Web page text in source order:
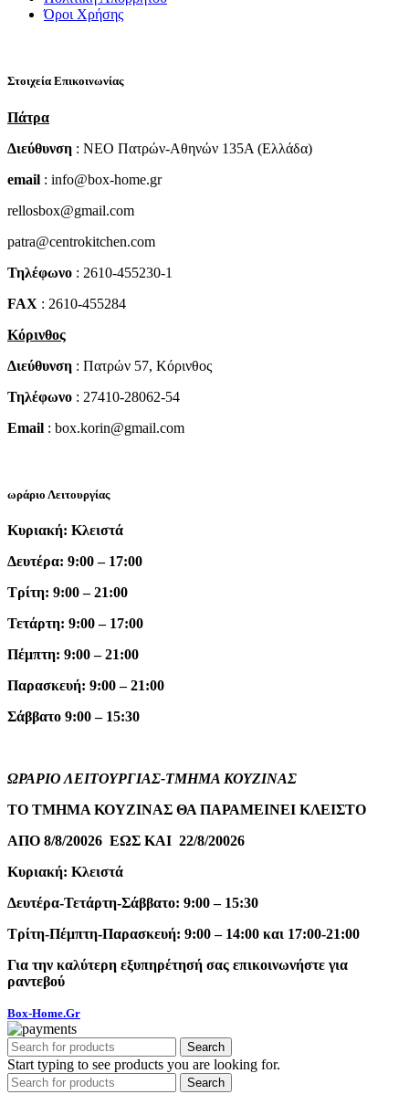
Όροι Χρήσης
Στοιχεία Επικοινωνίας
Πάτρα
Διεύθυνση : NEO Πατρών-Αθηνών 135Α (Ελλάδα)
email : info@box-home.gr
rellosbox@gmail.com
patra@centrokitchen.com
Τηλέφωνο : 2610-455230-1
FAX : 2610-455284
Κόρινθος
Διεύθυνση : Πατρών 57, Κόρινθος
Τηλέφωνο : 27410-28062-54
Email : box.korin@gmail.com
ωράριο Λειτουργίας
Κυριακή: Κλειστά
Δευτέρα: 9:00 – 17:00
Τρίτη: 9:00 – 21:00
Τετάρτη: 9:00 – 17:00
Πέμπτη: 9:00 – 21:00
Παρασκευή: 9:00 – 21:00
Σάββατο 9:00 – 15:30
ΩΡΑΡΙΟ ΛΕΙΤΟΥΡΓΙΑΣ-ΤΜΗΜΑ ΚΟΥΖΙΝΑΣ
ΤΟ ΤΜΗΜΑ ΚΟΥΖΙΝΑΣ ΘΑ ΠΑΡΑΜΕΙΝΕΙ ΚΛΕΙΣΤΟ
ΑΠΟ 8/8/20026 ΕΩΣ ΚΑΙ 22/8/20026
Κυριακή: Κλειστά
Δευτέρα-Τετάρτη-Σάββατο: 9:00 – 15:30
Τρίτη-Πέμπτη-Παρασκευή: 9:00 – 14:00 και 17:00-21:00
Για την καλύτερη εξυπηρέτησή σας επικοινωνήστε για
ραντεβού
Box-Home.Gr
Search
Start typing to see products you are looking for.
Search